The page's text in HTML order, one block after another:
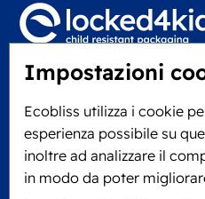
Impostazioni
Ecobliss utilizza i cookie
esperienza possibile su
inoltre ad analizzare il
in modo da poter
Locked4Kids B.V.
6101 XJ Echt, Paesi Bassi
KVK: 60610182
+31 475 390 550